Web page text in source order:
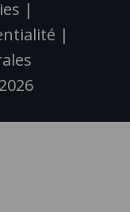
|
|